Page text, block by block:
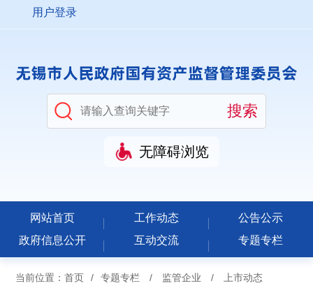
用户登录
无障碍浏览
网站首页 工作动态
公告公示
政府信息公开
互动交流 专题专栏
当前位置： 首页 / 专题专栏 / 监管企业 / 上市动态